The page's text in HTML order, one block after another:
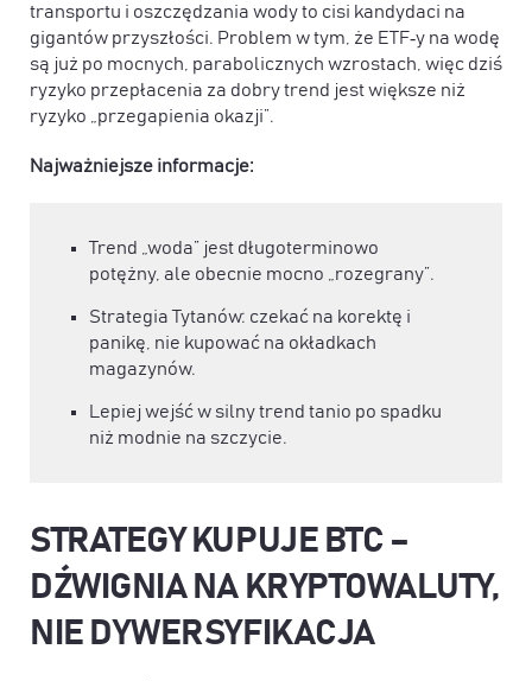
transportu i oszczędzania wody to cisi kandydaci na
gigantów przyszłości. Problem w tym, że ETF‑y na wodę
są już po mocnych, parabolicznych wzrostach, więc dziś
ryzyko przepłacenia za dobry trend jest większe niż
ryzyko „przegapienia okazji”.
Najważniejsze informacje:
Trend „woda” jest długoterminowo
potężny, ale obecnie mocno „rozegrany”.
Strategia Tytanów: czekać na korektę i
panikę, nie kupować na okładkach
magazynów.
Lepiej wejść w silny trend tanio po spadku
niż modnie na szczycie.
STRATEGY KUPUJE BTC –
DŹWIGNIA NA KRYPTOWALUTY,
NIE DYWERSYFIKACJA